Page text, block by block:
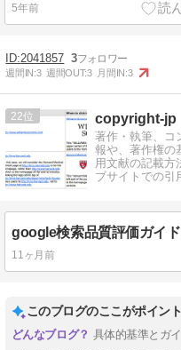
5年前
2041857 3
週間IN:3 週間OUT:3 月間IN:3
22 copyright-jp
著作・執筆、コ
報や、著作権の
用文献の記載方
ブサイトでの引
11ヶ月前
このブログのここがポイント
具体的基準とガ